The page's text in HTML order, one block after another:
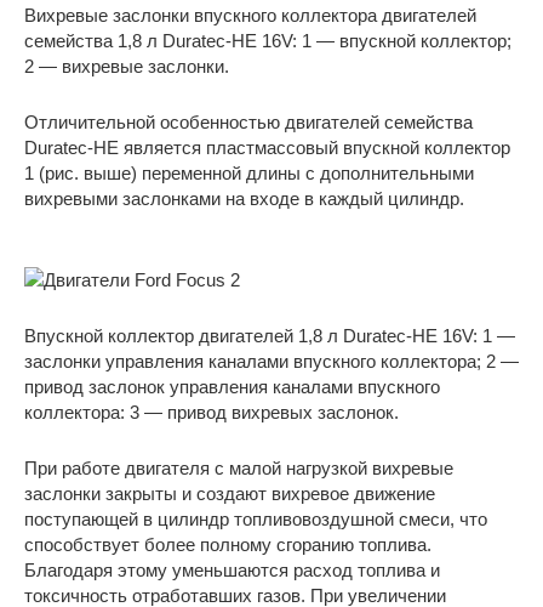
Вихревые заслонки впускного коллектора двигателей
семейства 1,8 л Duratec-HE 16V: 1 — впускной коллектор;
2 — вихревые заслонки.
Отличительной особенностью двигателей семейства
Duratec-HE является пластмассовый впускной коллектор
1 (рис. выше) переменной длины с дополнительными
вихревыми заслонками на входе в каждый цилиндр.
Впускной коллектор двигателей 1,8 л Duratec-HE 16V: 1 —
заслонки управления каналами впускного коллектора; 2 —
привод заслонок управления каналами впускного
коллектора: 3 — привод вихревых заслонок.
При работе двигателя с малой нагрузкой вихревые
заслонки закрыты и создают вихревое движение
поступающей в цилиндр топливовоздушной смеси, что
способствует более полному сгоранию топлива.
Благодаря этому уменьшаются расход топлива и
токсичность отработавших газов. При увеличении